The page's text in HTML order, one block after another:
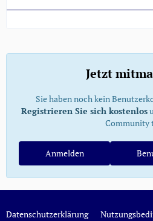
Jetzt
Sie haben noch kein
Registrieren Sie sich kostenlos
Community
Anmelden
Datenschutzerklärung